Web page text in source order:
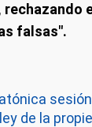
rechazando
falsas".
de la